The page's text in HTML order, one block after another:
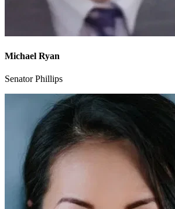
Michael Ryan
Senator Phillips